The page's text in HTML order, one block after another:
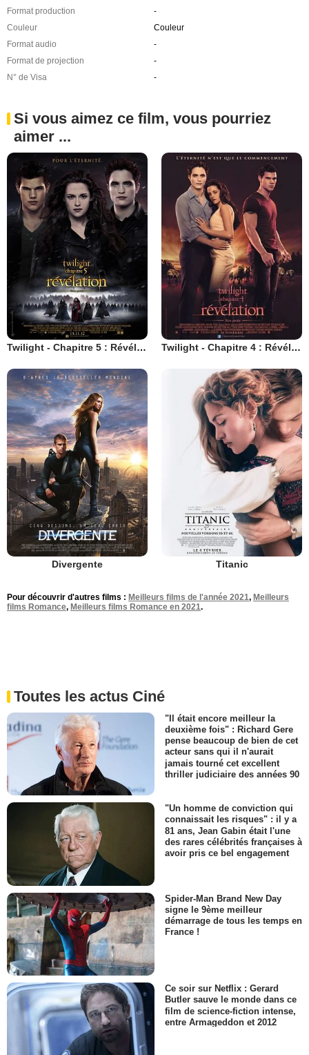
Format production
-
Couleur
Couleur
Format audio
-
Format de projection
-
N° de Visa
-
Si vous aimez ce film, vous pourriez
aimer ...
Twilight - Chapitre 5 : Révélation 2e partie Twilight - Chapitre 4 : Révélation 1ère partie
Divergente Titanic
Pour découvrir d'autres films : Meilleurs films de l'année 2021, Meilleurs
films Romance, Meilleurs films Romance en 2021.
Toutes les actus Ciné
"Il était encore meilleur la
deuxième fois" : Richard Gere
pense beaucoup de bien de cet
acteur sans qui il n'aurait
jamais tourné cet excellent
thriller judiciaire des années 90
"Un homme de conviction qui
connaissait les risques" : il y a
81 ans, Jean Gabin était l'une
des rares célébrités françaises à
avoir pris ce bel engagement
Spider-Man Brand New Day
signe le 9ème meilleur
démarrage de tous les temps en
France !
Ce soir sur Netflix : Gerard
Butler sauve le monde dans ce
film de science-fiction intense,
entre Armageddon et 2012